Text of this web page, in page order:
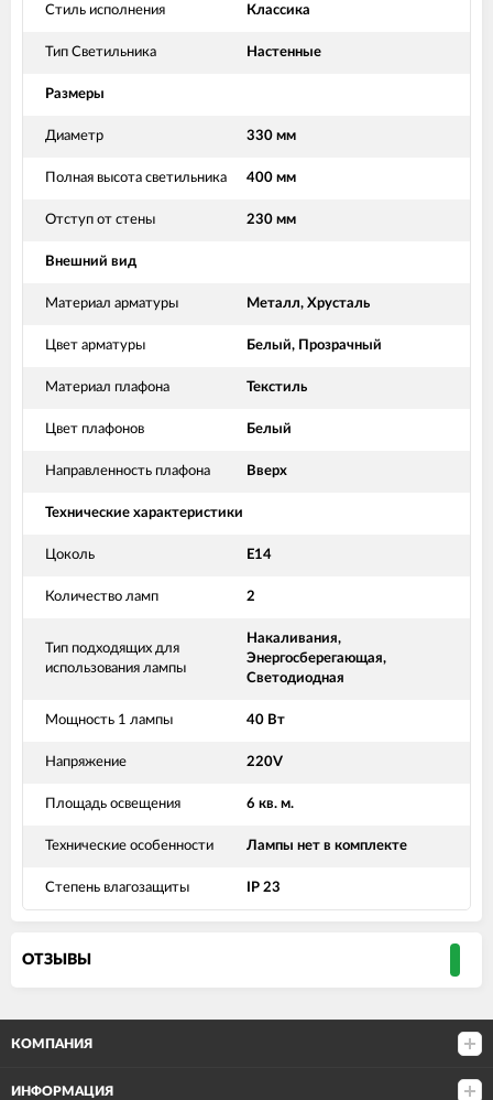
Стиль исполнения Классика
Тип Светильника Настенные
Размеры
Диаметр 330 мм
Полная высота светильника 400 мм
Отступ от стены 230 мм
Внешний вид
Материал арматуры Металл, Хрусталь
Цвет арматуры Белый, Прозрачный
Материал плафона Текстиль
Цвет плафонов Белый
Направленность плафона Вверх
Технические характеристики
Цоколь Е14
Количество ламп 2
Тип подходящих для
использования лампы
Накаливания,
Энергосберегающая,
Светодиодная
Мощность 1 лампы 40 Вт
Напряжение 220V
Площадь освещения 6 кв. м.
Технические особенности Лампы нет в комплекте
Степень влагозащиты IP 23
ОТЗЫВЫ
КОМПАНИЯ
ИНФОРМАЦИЯ